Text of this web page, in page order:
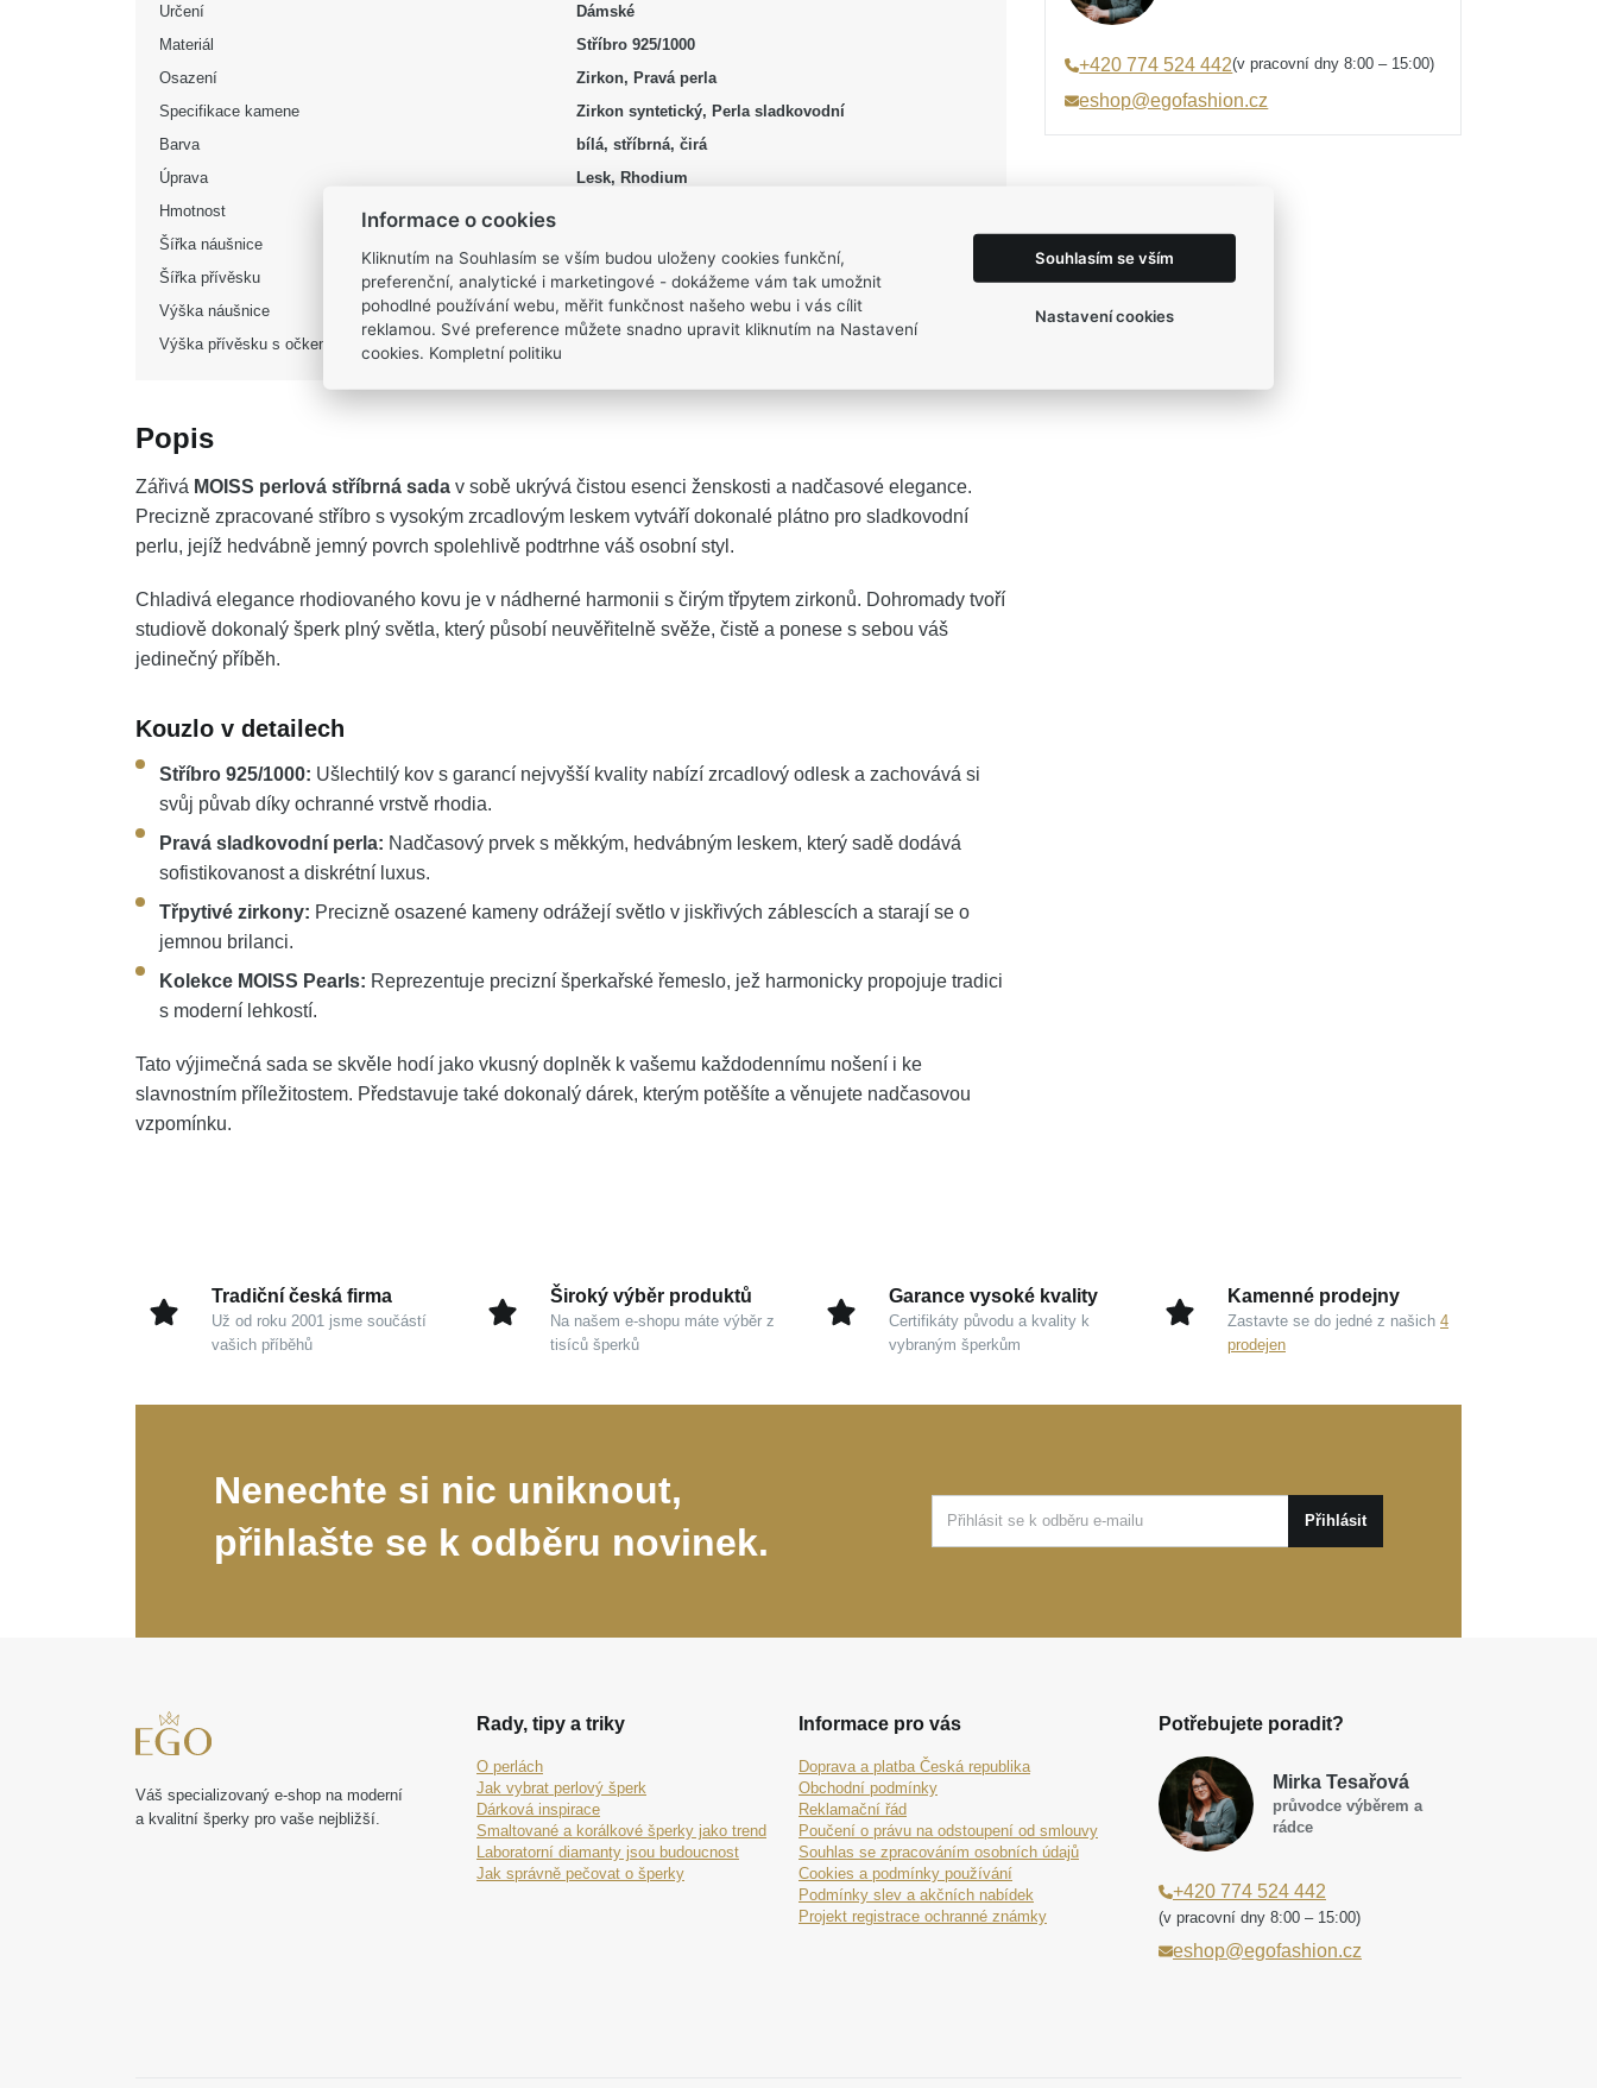
Určení
Dámské
Materiál
Stříbro 925/1000
Osazení
Zirkon, Pravá perla
Specifikace kamene
Zirkon syntetický, Perla sladkovodní
Barva
bílá, stříbrná, čirá
Úprava
Lesk, Rhodium
Hmotnost
Šířka náušnice
Šířka přívěsku
9 mm
Výška náušnice
7 mm
Výška přívěsku s očkem
Popis
Zářivá MOISS perlová stříbrná sada v sobě ukrývá čistou esenci ženskosti a nadčasové elegance.
Precizně zpracované stříbro s vysokým zrcadlovým leskem vytváří dokonalé plátno pro sladkovodní
perlu, jejíž hedvábně jemný povrch spolehlivě podtrhne váš osobní styl.
Chladivá elegance rhodiovaného kovu je v nádherné harmonii s čirým třpytem zirkonů. Dohromady tvoří
studiově dokonalý šperk plný světla, který působí neuvěřitelně svěže, čistě a ponese s sebou váš
jedinečný příběh.
Kouzlo v detailech
Stříbro 925/1000: Ušlechtilý kov s garancí nejvyšší kvality nabízí zrcadlový odlesk a zachovává si
svůj půvab díky ochranné vrstvě rhodia.
Pravá sladkovodní perla: Nadčasový prvek s měkkým, hedvábným leskem, který sadě dodává
sofistikovanost a diskrétní luxus.
Třpytivé zirkony: Precizně osazené kameny odrážejí světlo v jiskřivých záblescích a starají se o
jemnou brilanci.
Kolekce MOISS Pearls: Reprezentuje precizní šperkařské řemeslo, jež harmonicky propojuje tradici
s moderní lehkostí.
Tato výjimečná sada se skvěle hodí jako vkusný doplněk k vašemu každodennímu nošení i ke
slavnostním příležitostem. Představuje také dokonalý dárek, kterým potěšíte a věnujete nadčasovou
vzpomínku.
+420 774 524 442(v pracovní dny 8:00 – 15:00)
eshop@egofashion.cz
Tradiční česká firma
Už od roku 2001 jsme součástí
vašich příběhů
Široký výběr produktů
Na našem e-shopu máte výběr z
tisíců šperků
Garance vysoké kvality
Certifikáty původu a kvality k
vybraným šperkům
Kamenné prodejny
Zastavte se do jedné z našich 4
prodejen
Nenechte si nic uniknout,
přihlašte se k odběru novinek.
Přihlásit
Váš specializovaný e-shop na moderní
a kvalitní šperky pro vaše nejbližší.
Rady, tipy a triky
O perlách
Jak vybrat perlový šperk
Dárková inspirace
Smaltované a korálkové šperky jako trend
Laboratorní diamanty jsou budoucnost
Jak správně pečovat o šperky
Informace pro vás
Doprava a platba Česká republika
Obchodní podmínky
Reklamační řád
Poučení o právu na odstoupení od smlouvy
Souhlas se zpracováním osobních údajů
Cookies a podmínky používání
Podmínky slev a akčních nabídek
Projekt registrace ochranné známky
Potřebujete poradit?
Mirka Tesařová
průvodce výběrem a
rádce
+420 774 524 442
(v pracovní dny 8:00 – 15:00)
eshop@egofashion.cz
Informace o cookies
Kliknutím na Souhlasím se vším budou uloženy cookies funkční,
preferenční, analytické i marketingové - dokážeme vám tak umožnit
pohodlné používání webu, měřit funkčnost našeho webu i vás cílit
reklamou. Své preference můžete snadno upravit kliknutím na Nastavení
cookies. Kompletní politiku
Souhlasím se vším
Nastavení cookies